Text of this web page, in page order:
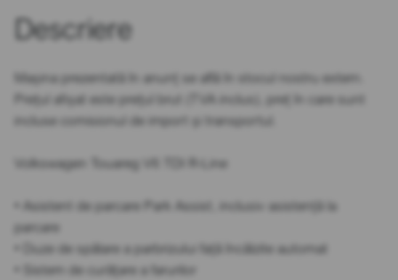
Descriere
Mașina prezentată în anunț se află în stocul nostru extern.
Prețul afișat este prețul brut (TVA inclus), preț în care sunt
incluse comisionul de import și transportul.
Volkswagen Touareg V6 TDI R-Line
• Asistent de parcare Park Assist, inclusiv asistență la
parcare
• Duze de spălare a parbrizului față încălzite automat
• Sistem de curățare a farurilor